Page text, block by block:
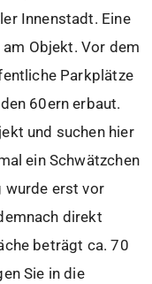
Innenstadt. Eine
Objekt. Vor dem
Parkplätze
60ern erbaut.
und suchen hier
ein Schwätzchen
wurde erst vor
direkt
beträgt ca. 70
Sie in die